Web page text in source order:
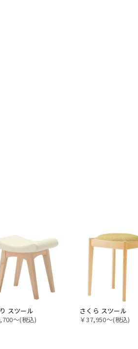
スツール
〜(税込)
さくら スツール
￥37,950〜(税込)